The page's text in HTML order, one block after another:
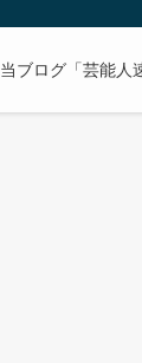
当ブログ「芸能人